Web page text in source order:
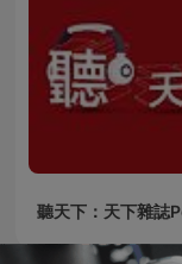
聽天下：天下雜誌